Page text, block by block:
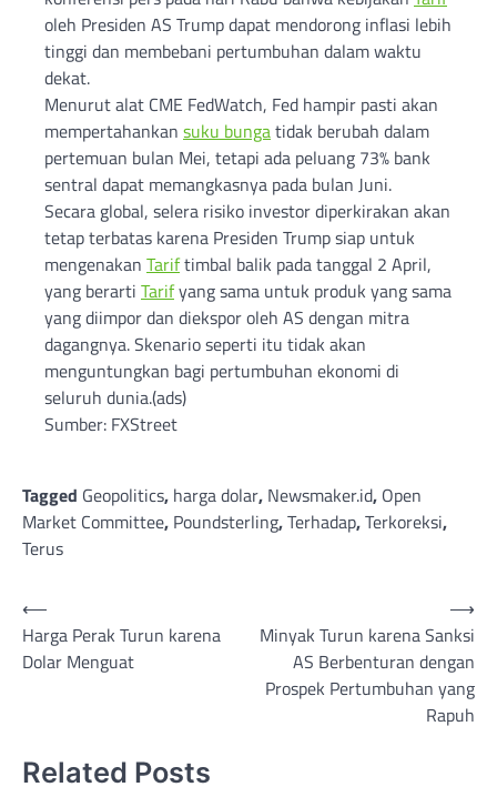
oleh Presiden AS Trump dapat mendorong inflasi lebih
tinggi dan membebani pertumbuhan dalam waktu
dekat.
Menurut alat CME FedWatch, Fed hampir pasti akan
mempertahankan suku bungatidak berubah dalam
pertemuan bulan Mei, tetapi ada peluang 73% bank
sentral dapat memangkasnya pada bulan Juni.
Secara global, selera risiko investor diperkirakan akan
tetap terbatas karena Presiden Trump siap untuk
mengenakan Tariftimbal balik pada tanggal 2 April,
yang berarti Tarifyang sama untuk produk yang sama
yang diimpor dan diekspor oleh AS dengan mitra
dagangnya. Skenario seperti itu tidak akan
menguntungkan bagi pertumbuhan ekonomi di
seluruh dunia.(ads)
Sumber: FXStreet
Tagged Geopolitics, harga dolar, Newsmaker.id, Open
Market Committee, Poundsterling,Terhadap,Terkoreksi,
Terus
Post
navigation
⟵
Harga Perak Turun karena
Dolar Menguat
Minyak Turun karena Sanksi
AS Berbenturan dengan
Prospek Pertumbuhan yang
Rapuh
⟶
Related Posts